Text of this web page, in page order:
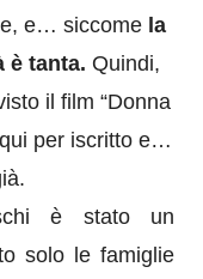
e… siccome la
è tanta. Quindi,
il film “Donna
per iscritto e…
è stato un
solo le famiglie